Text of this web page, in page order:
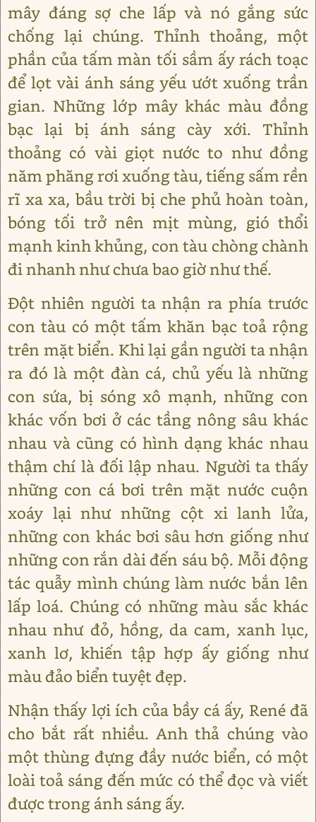
mây đáng sợ che lấp và nó gắng sức
chống lại chúng. Thỉnh thoảng, một
phần của tấm màn tối sầm ấy rách toạc
để lọt vài ánh sáng yếu ướt xuống trần
gian. Những lớp mây khác màu đồng
bạc lại bị ánh sáng cày xới. Thỉnh
thoảng có vài giọt nước to như đồng
năm phăng rơi xuống tàu, tiếng sấm rền
rĩ xa xa, bầu trời bị che phủ hoàn toàn,
bóng tối trở nên mịt mùng, gió thổi
mạnh kinh khủng, con tàu chòng chành
đi nhanh như chưa bao giờ như thế.
Đột nhiên người ta nhận ra phía trước
con tàu có một tấm khăn bạc toả rộng
trên mặt biển. Khi lại gần người ta nhận
ra đó là một đàn cá, chủ yếu là những
con sứa, bị sóng xô mạnh, những con
khác vốn bơi ở các tầng nông sâu khác
nhau và cũng có hình dạng khác nhau
thậm chí là đối lập nhau. Người ta thấy
những con cá bơi trên mặt nước cuộn
xoáy lại như những cột xi lanh lửa,
những con khác bơi sâu hơn giống như
những con rắn dài đến sáu bộ. Mỗi động
tác quẫy mình chúng làm nước bắn lên
lấp loá. Chúng có những màu sắc khác
nhau như đỏ, hồng, da cam, xanh lục,
xanh lơ, khiến tập hợp ấy giống như
màu đảo biển tuyệt đẹp.
Nhận thấy lợi ích của bầy cá ấy, René đã
cho bắt rất nhiều. Anh thả chúng vào
một thùng đựng đầy nước biển, có một
loài toả sáng đến mức có thể đọc và viết
được trong ánh sáng ấy.